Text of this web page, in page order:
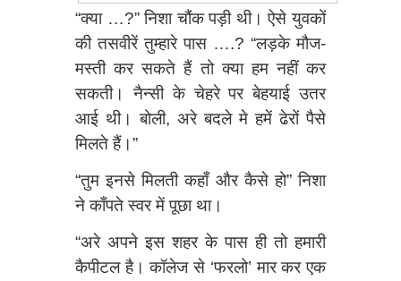
“क्या …?” निशा चौंक पड़ी थी। ऐसे युवकों
की तसवीरें तुम्हारे पास ….? “लड़के मौज-
मस्ती कर सकते हैं तो क्या हम नहीं कर
सकती। नैन्सी के चेहरे पर बेहयाई उतर
आई थी। बोली, अरे बदले मे हमें ढेरों पैसे
मिलते हैं।”
“तुम इनसे मिलती कहाँ और कैसे हो” निशा
ने काँपते स्वर में पूछा था।
“अरे अपने इस शहर के पास ही तो हमारी
कैपीटल है। कॉलेज से ‘फरलो’ मार कर एक